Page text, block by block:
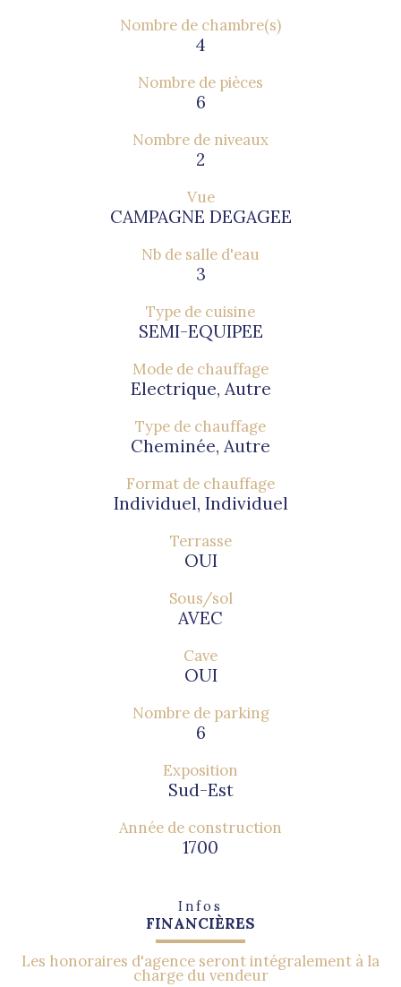
Nombre de chambre(s)
4
Nombre de pièces
6
Nombre de niveaux
2
Vue
CAMPAGNE DEGAGEE
Nb de salle d'eau
3
Type de cuisine
SEMI-EQUIPEE
Mode de chauffage
Electrique, Autre
Type de chauffage
Cheminée, Autre
Format de chauffage
Individuel, Individuel
Terrasse
OUI
Sous/sol
AVEC
Cave
OUI
Nombre de parking
6
Exposition
Sud-Est
Année de construction
1700
Infos
FINANCIÈRES
Les honoraires d'agence seront intégralement à la
charge du vendeur